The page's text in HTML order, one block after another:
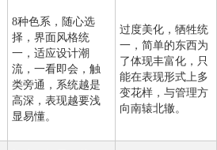
8种色系，随心选
择，界面风格统
一，适应设计潮
流，一看即会，触
类旁通，系统越是
高深，表现越要浅
显易懂。
过度美化，牺牲统
一，简单的东西为
了体现丰富化，只
能在表现形式上多
变花样，与管理方
向南辕北辙。